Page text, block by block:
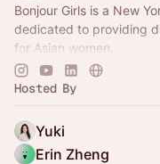
Bonjour Girls is a New
dedicated to providing
for Asian women.
We are Girls Only
bonjourgirls.org
Hosted By
Yuki
Erin Zheng